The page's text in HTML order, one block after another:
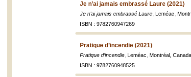
Je n’ai jamais embrassé Laure (2021)
Je n’ai jamais embrassé Laure , Leméac,
ISBN : 9782760947269
Pratique d’incendie (2021)
Pratique d’incendie , Leméac, Montréal,
ISBN : 9782760948525